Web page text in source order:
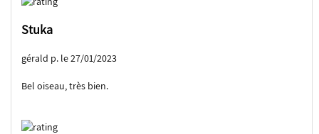
Stuka
gérald p. le 27/01/2023
Bel oiseau, très bien.